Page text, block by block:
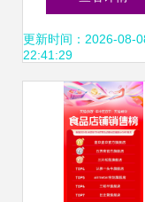
的力量
更新时间：2026-08-
22:41:29